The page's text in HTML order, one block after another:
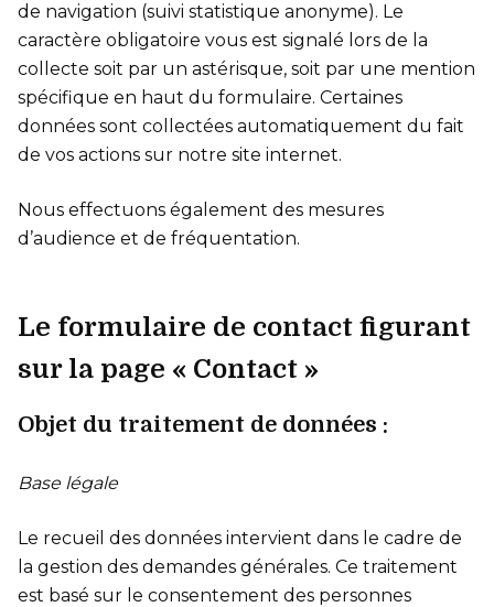
de navigation (suivi statistique anonyme). Le
caractère obligatoire vous est signalé lors de la
collecte soit par un astérisque, soit par une mention
spécifique en haut du formulaire. Certaines
données sont collectées automatiquement du fait
de vos actions sur notre site internet.
Nous effectuons également des mesures
d’audience et de fréquentation.
Le formulaire de contact figurant
sur la page « Contact »
Objet du traitement de données :
Base légale
Le recueil des données intervient dans le cadre de
la gestion des demandes générales. Ce traitement
est basé sur le consentement des personnes